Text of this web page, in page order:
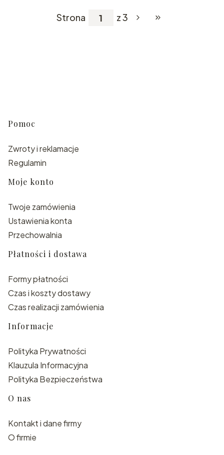
Strona z 3 Przejdź do
Linki w stopce
Pomoc
Zwroty i reklamacje
Regulamin
Moje konto
Twoje zamówienia
Ustawienia konta
Przechowalnia
Płatności i dostawa
Formy płatności
Czas i koszty dostawy
Czas realizacji zamówienia
Informacje
Polityka Prywatności
Klauzula Informacyjna
Polityka Bezpieczeństwa
O nas
Kontakt i dane firmy
O firmie